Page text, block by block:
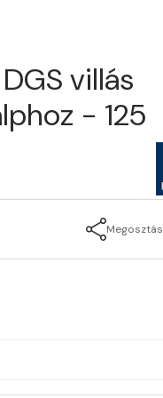
villás
- 125
Megosztás